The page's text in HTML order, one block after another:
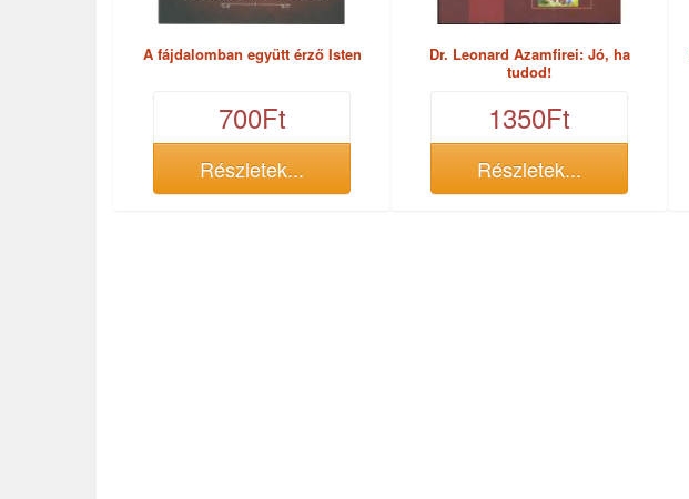
A fájdalomban együtt érző Isten
700Ft
Részletek...
Dr. Leonard Azamfirei: Jó, ha
tudod!
1350Ft
Részletek...